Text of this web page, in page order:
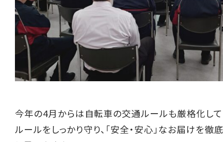
今年の4月からは自転車の交通ルールも厳格化して
ルールをしっかり守り、「安全・安心」なお届けを徹